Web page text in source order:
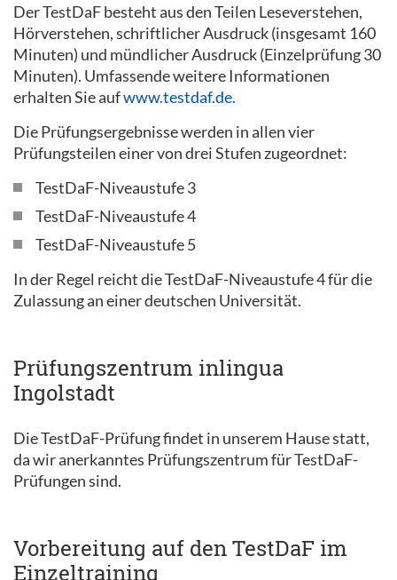
Der TestDaF besteht aus den Teilen Leseverstehen,
Hörverstehen, schriftlicher Ausdruck (insgesamt 160
Minuten) und mündlicher Ausdruck (Einzelprüfung 30
Minuten). Umfassende weitere Informationen
erhalten Sie aufwww.testdaf.de.
Die Prüfungsergebnisse werden in allen vier
Prüfungsteilen einer von drei Stufen zugeordnet:
TestDaF-Niveaustufe 3
TestDaF-Niveaustufe 4
TestDaF-Niveaustufe 5
In der Regel reicht die TestDaF-Niveaustufe 4 für die
Zulassung an einer deutschen Universität.
Prüfungszentrum inlingua
Ingolstadt
Die TestDaF-Prüfung findet in unserem Hause statt,
da wir anerkanntes Prüfungszentrum für TestDaF-
Prüfungen sind.
Vorbereitung auf den TestDaF im
Einzeltraining